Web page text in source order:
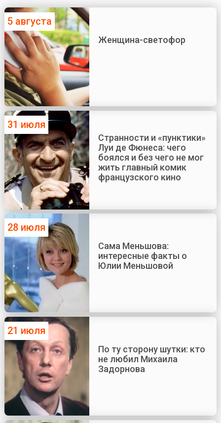
5 августа
Женщина-светофор
31 июля
Странности и «пунктики»
Луи де Фюнеса: чего
боялся и без чего не мог
жить главный комик
французского кино
28 июля
Сама Меньшова:
интересные факты о
Юлии Меньшовой
21 июля
По ту сторону шутки: кто
не любил Михаила
Задорнова